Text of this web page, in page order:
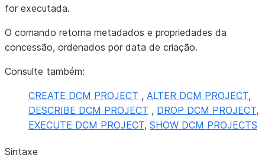
for executada.
O comando retorna metadados e propriedades da
concessão, ordenados por data de criação.
Consulte também:
CREATE DCM PROJECT , ALTER DCM PROJECT,
DESCRIBE DCM PROJECT , DROP DCM PROJECT,
EXECUTE DCM PROJECT, SHOW DCM PROJECTS
Sintaxe